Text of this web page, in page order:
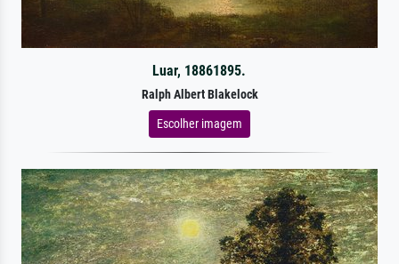
Luar, 18861895.
Ralph Albert Blakelock
Escolher imagem